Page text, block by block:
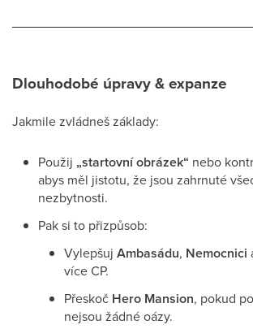
Dlouhodobé úpravy & expanze
Jakmile zvládneš základy:
Použij „startovní obrázek“ nebo
abys měl jistotu, že jsou zahrnuté
nezbytnosti.
Pak si to přizpůsob:
Vylepšuj Ambasádu, Nemocnici
více CP.
Přeskoč Hero Mansion, pokud
nejsou žádné oázy.